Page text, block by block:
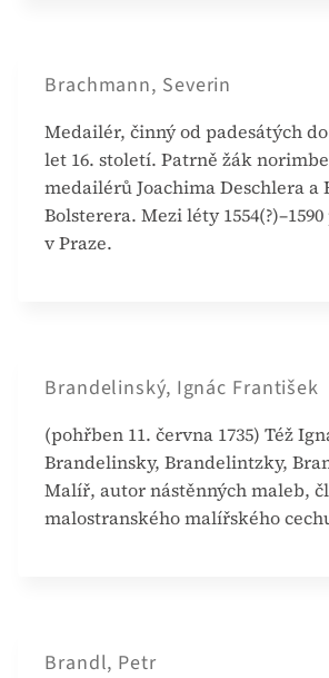
Brachmann, Severin
Medailér, činný od padesátých
let 16. století. Patrně žák
medailérů Joachima Deschlera a
Bolsterera. Mezi léty
v Praze.
Brandelinský, Ignác František
(pohřben 11. června 1735) Též
Brandelinsky, Brandelintzky,
Malíř, autor nástěnných maleb,
malostranského malířského
Brandl, Petr